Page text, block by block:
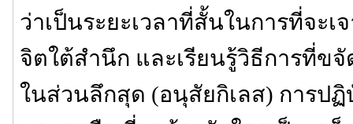
ว่าเป็นระยะเวลาที่สั้นในการที่จะเ
จิตใต้สำนึก และเรียนรู้วิธีการที่ข
ในส่วนลึกสุด (อนุสัยกิเลส) การป